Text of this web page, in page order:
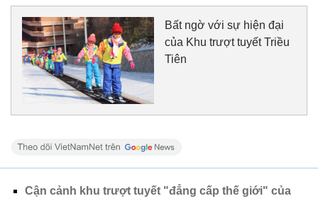
Bất ngờ với sự hiện đại
của Khu trượt tuyết Triều
Tiên
Cận cảnh khu trượt tuyết "đẳng cấp thế giới" của